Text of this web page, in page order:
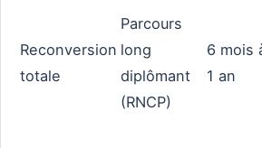
Reconversion
totale
Parcours
long
diplômant
(RNCP)
6 mois
1 an